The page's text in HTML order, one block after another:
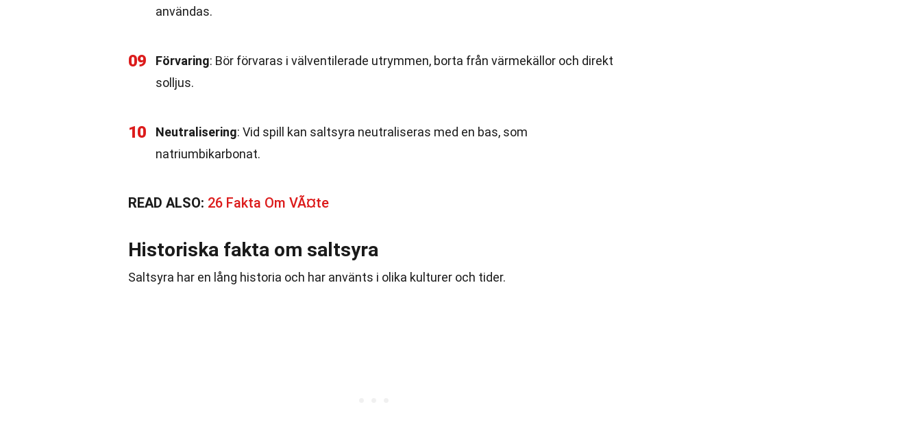
användas.
09 Förvaring: Bör förvaras i välventilerade utrymmen, borta från värmekällor och direkt
solljus.
10 Neutralisering: Vid spill kan saltsyra neutraliseras med en bas, som
natriumbikarbonat.
READ ALSO: 26 Fakta Om VÃ¤te
Historiska fakta om saltsyra
Saltsyra har en lång historia och har använts i olika kulturer och tider.